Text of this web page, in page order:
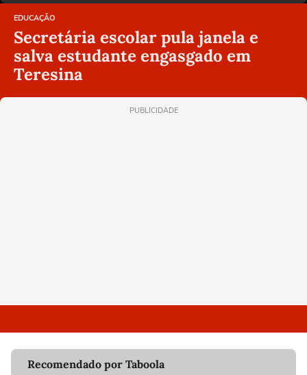
EDUCAÇÃO
Secretária escolar pula janela e
salva estudante engasgado em
Teresina
PUBLICIDADE
Recomendado por Taboola